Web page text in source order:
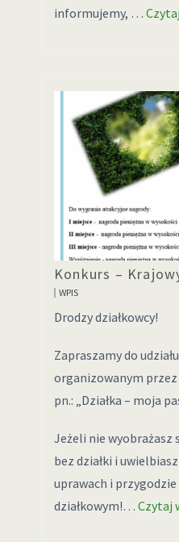
informujemy, …
Konkurs –
WPIS
Drodzy działkowcy!
Zapraszamy do
organizowanym przez
pn.: „Działka – moja
Jeżeli nie wyobrażasz
bez działki i
uprawach i
działkowym!… Czytaj